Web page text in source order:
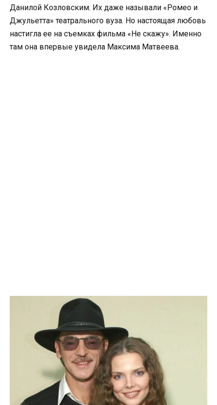
Данилой Козловским. Их даже называли «Ромео и
Джульетта» театрального вуза. Но настоящая любовь
настигла ее на съемках фильма «Не скажу». Именно
там она впервые увидела Максима Матвеева.